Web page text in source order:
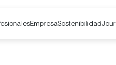
EmpresaSostenibilidad